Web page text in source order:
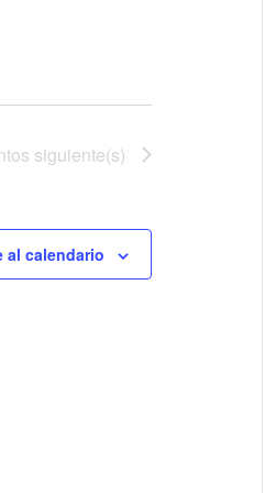
siguiente(s)
al calendario